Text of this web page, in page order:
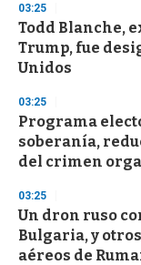
d
s
o
f
3
s
e
c
o
n
03:25
Todd Blanche,
Trump, fue
Unidos
03:25
Programa
soberanía,
del crimen
03:25
Un dron ruso
Bulgaria, y
aéreos de